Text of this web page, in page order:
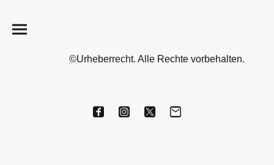
©Urheberrecht. Alle Rechte vorbehalten.